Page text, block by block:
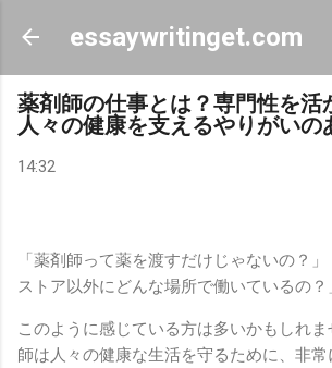
スキップしてメイン コンテンツ
essaywritinget.com
薬剤師の仕事とは？専門性を活
人々の健康を支えるやりがいの
14:32
「薬剤師って薬を渡すだけじゃないの？
ストア以外にどんな場所で働いているの？
このように感じている方は多いかもしれ
師は人々の健康な生活を守るために、非